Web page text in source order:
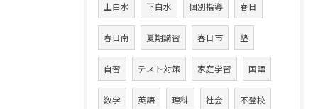
上白水 下白水 個別指導 春日
春日南 夏期講習 春日市 塾
自習 テスト対策 家庭学習 国語
数学 英語 理科 社会 不登校